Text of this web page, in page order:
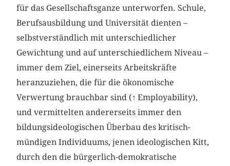
für das Gesellschaftsganze unterworfen. Schule,
Berufsausbildung und Universität dienten –
selbstverständlich mit unterschiedlicher
Gewichtung und auf unterschiedlichem Niveau –
immer dem Ziel, einerseits Arbeitskräfte
heranzuziehen, die für die ökonomische
Verwertung brauchbar sind (↑Employability),
und vermittelten andererseits immer den
bildungsideologischen Überbau des kritisch-
mündigen Individuums, jenen ideologischen Kitt,
durch den die bürgerlich-demokratische